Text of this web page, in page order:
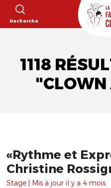
Recherche
1118
"CLOWN
«Rythme et
Christine
Stage | Mis à jour il y a 4 mois.